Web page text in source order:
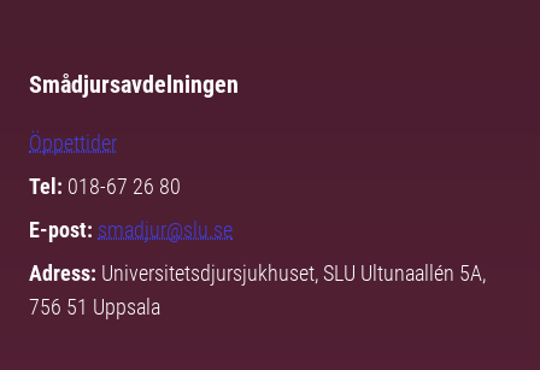
Smådjursavdelningen
Öppettider
Tel: 018-67 26 80
E-post: smadjur@slu.se
Adress: Universitetsdjursjukhuset, SLU Ultunaallén 5A,
756 51 Uppsala